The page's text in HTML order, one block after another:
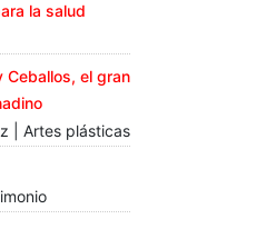
la salud
Ceballos, el gran
| Artes plásticas